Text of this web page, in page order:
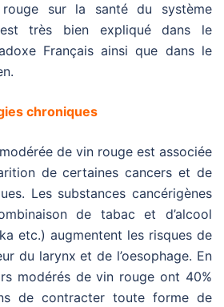
rouge sur la santé du système
est très bien expliqué dans le
Français ainsi que dans le
chroniques
de vin rouge est associée
de certaines cancers et de
Les substances cancérigènes
de tabac et d’alcool
etc.) augmentent les risques de
du larynx et de l’oesophage. En
modérés de vin rouge ont 40%
de contracter toute forme de